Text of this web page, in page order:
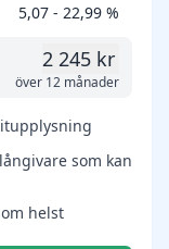
5,07 - 22,99 %
2 245 kr
över 12 månader
som kan
helst